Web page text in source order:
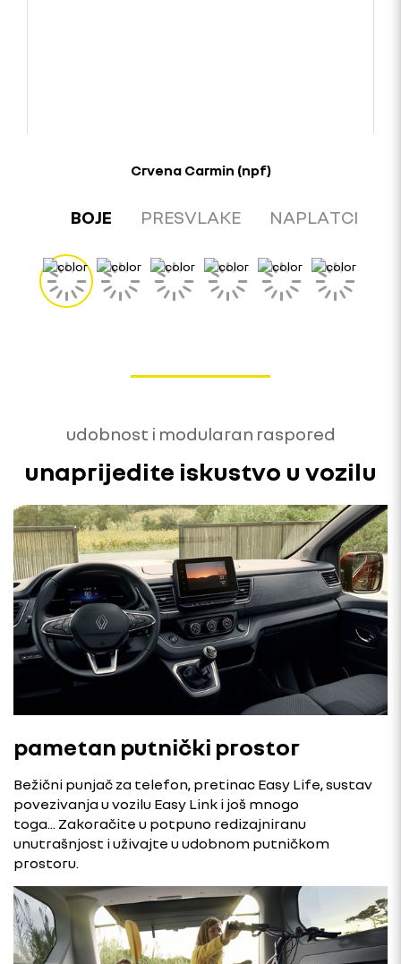
Crvena Carmin (npf)
BOJE PRESVLAKE NAPLATCI
udobnost i modularan raspored
unaprijedite iskustvo u vozilu
pametan putnički prostor
Bežični punjač za telefon, pretinac Easy Life, sustav
povezivanja u vozilu Easy Link i još mnogo
toga... Zakoračite u potpuno redizajniranu
unutrašnjost i uživajte u udobnom putničkom
prostoru.